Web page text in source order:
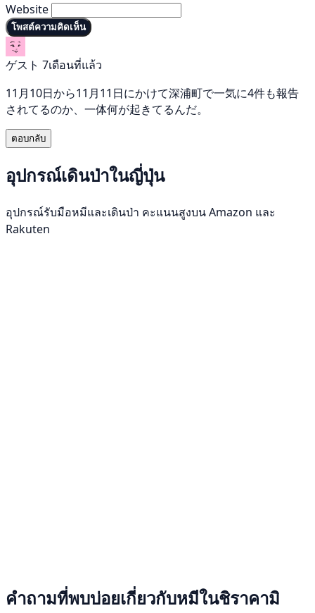
Website
โพสต์ความคิดเห็น
ゲスト 7เดือนที่แล้ว
11月10日から11月11日にかけて深浦町で一気に4件も報告
されてるのか、一体何が起きてるんだ。
ตอบกลับ
อุปกรณ์เดินป่าในญี่ปุ่น
อุปกรณ์รับมือหมีและเดินป่า คะแนนสูงบน Amazon และ
Rakuten
คำถามที่พบบ่อยเกี่ยวกับหมีในชิราคามิ